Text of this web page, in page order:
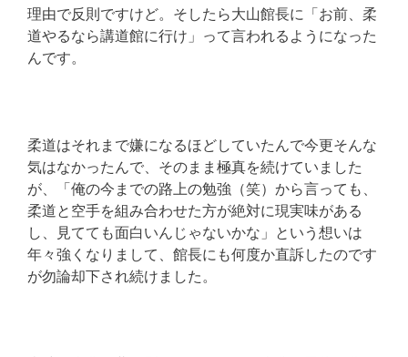
理由で反則ですけど。そしたら大山館長に「お前、柔
道やるなら講道館に行け」って言われるようになった
んです。
柔道はそれまで嫌になるほどしていたんで今更そんな
気はなかったんで、そのまま極真を続けていました
が、「俺の今までの路上の勉強（笑）から言っても、
柔道と空手を組み合わせた方が絶対に現実味がある
し、見てても面白いんじゃないかな」という想いは
年々強くなりまして、館長にも何度か直訴したのです
が勿論却下され続けました。